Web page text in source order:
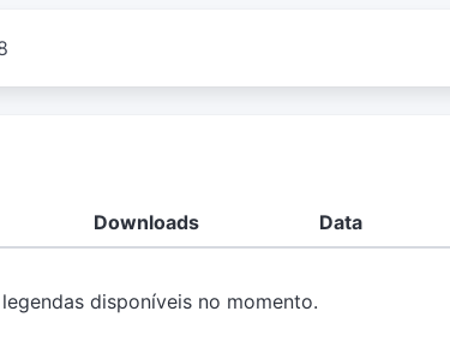
Downloads Data
disponíveis no momento.